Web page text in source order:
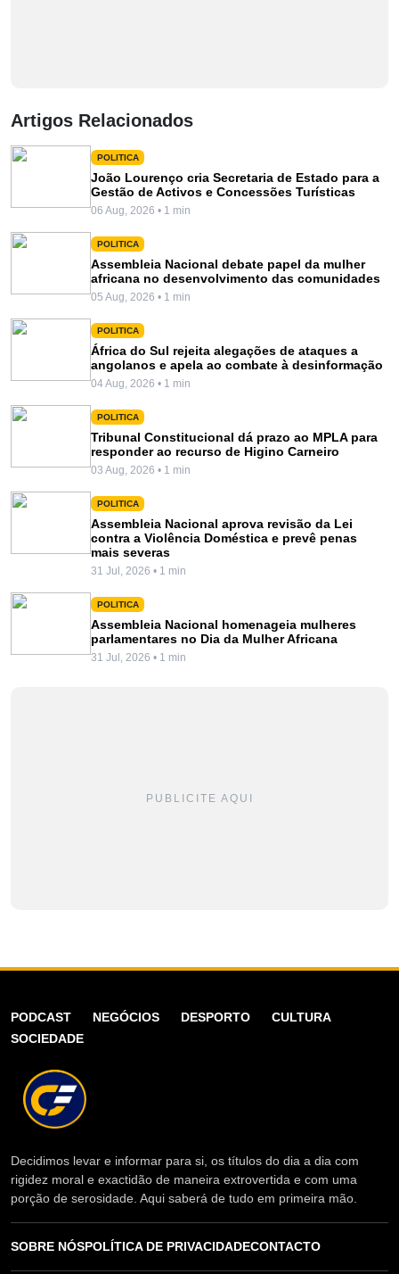
Artigos Relacionados
POLITICA
João Lourenço cria Secretaria de Estado para a
Gestão de Activos e Concessões Turísticas
06 Aug, 2026 • 1 min
POLITICA
Assembleia Nacional debate papel da mulher
africana no desenvolvimento das comunidades
05 Aug, 2026 • 1 min
POLITICA
África do Sul rejeita alegações de ataques a
angolanos e apela ao combate à desinformação
04 Aug, 2026 • 1 min
POLITICA
Tribunal Constitucional dá prazo ao MPLA para
responder ao recurso de Higino Carneiro
03 Aug, 2026 • 1 min
POLITICA
Assembleia Nacional aprova revisão da Lei
contra a Violência Doméstica e prevê penas
mais severas
31 Jul, 2026 • 1 min
POLITICA
Assembleia Nacional homenageia mulheres
parlamentares no Dia da Mulher Africana
31 Jul, 2026 • 1 min
PUBLICITE AQUI
PODCAST NEGÓCIOS DESPORTO
CULTURA
SOCIEDADE
Decidimos levar e informar para si, os títulos do dia a dia com
rigidez moral e exactidão de maneira extrovertida e com uma
porção de serosidade. Aqui saberá de tudo em primeira mão.
SOBRE NÓSPOLÍTICA DE PRIVACIDADECONTACTO